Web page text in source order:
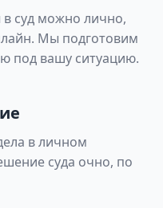
суд можно лично,
Мы подготовим
под вашу ситуацию.
в личном
суда очно, по